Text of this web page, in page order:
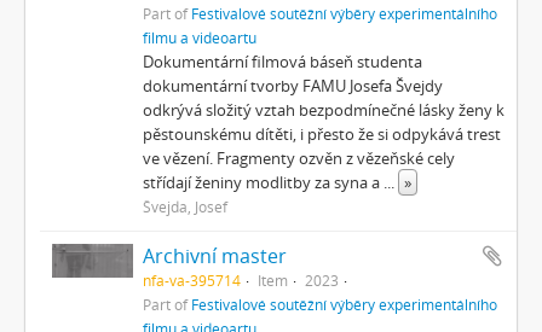
Part ofFestivalové soutěžní výběry experimentálního
filmu a videoartu
Dokumentární filmová báseň studenta
dokumentární tvorby FAMU Josefa Švejdy
odkrývá složitý vztah bezpodmínečné lásky ženy k
pěstounskému dítěti, i přesto že si odpykává trest
ve vězení. Fragmenty ozvěn z vězeňské cely
střídají ženiny modlitby za syna a ... »
Švejda, Josef
Archivní master
nfa-va-395714 Item
2023
Part ofFestivalové soutěžní výběry experimentálního